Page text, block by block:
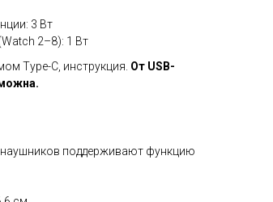
3 Вт
2–8): 1 Вт
Type-C, инструкция. От USB-
поддерживают функцию